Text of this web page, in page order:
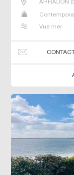
ARRADON (
Vue mer